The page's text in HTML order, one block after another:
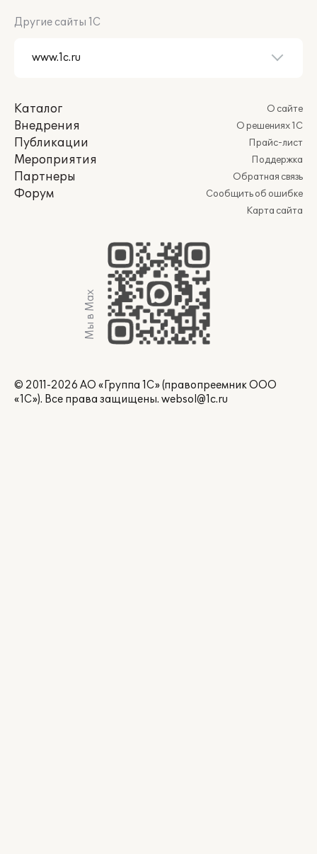
Другие сайты 1С
Каталог
Внедрения
Публикации
Мероприятия
Партнеры
Форум
О сайте
О решениях 1С
Прайс-лист
Поддержка
Обратная связь
Сообщить об ошибке
Карта сайта
Мы в Max
© 2011-2026 АО «Группа 1С» (правопреемник ООО
«1С»). Все права защищены. websol@1c.ru